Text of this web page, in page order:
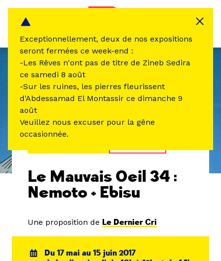
Le Mauvais Oeil 34 :
Nemoto + Ebisu
Une proposition de Le Dernier Cri
Du 17 mai au 15 juin 2017
Exceptionnellement, deux de nos expositions
seront fermées ce week-end :
-Les Rêves n'ont pas de titre de Zineb Sedira
ce samedi 8 août
-Sur les ruines, les pierres fleurissent
d'Abdessamad El Montassir ce dimanche 9
août
Veuillez nous excuser pour la gêne
occasionnée.
Panneau de gestion des cookies